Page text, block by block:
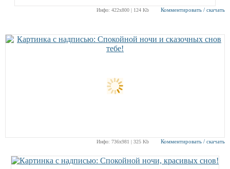
Инфо: 422х800 | 124 Kb Комментировать / скачать
Инфо: 736х981 | 325 Kb Комментировать / скачать